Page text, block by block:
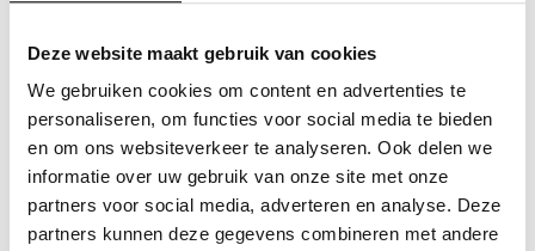
Deze website maakt gebruik van cookies
We gebruiken cookies om content en advertenties te
personaliseren, om functies voor social media te bieden
en om ons websiteverkeer te analyseren. Ook delen we
informatie over uw gebruik van onze site met onze
partners voor social media, adverteren en analyse. Deze
partners kunnen deze gegevens combineren met andere